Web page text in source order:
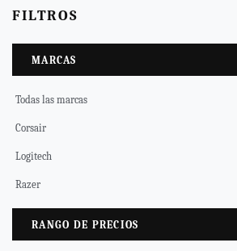
FILTROS
MARCAS
Todas las marcas
Corsair
Logitech
Razer
RANGO DE PRECIOS